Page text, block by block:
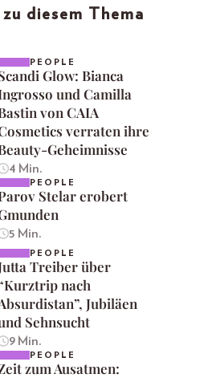
diesem Thema
PEOPLE
Glow: Bianca
und Camilla
von CAIA
verraten ihre
Geheimnisse
4 Min.
PEOPLE
Stelar erobert
5 Min.
PEOPLE
Treiber über
nach
Jubiläen
Sehnsucht
9 Min.
PEOPLE
zum Ausatmen: